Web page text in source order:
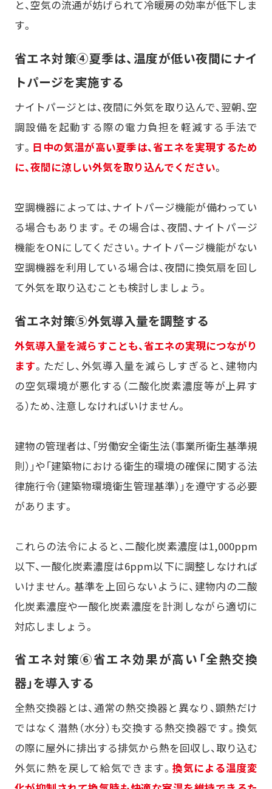
と、空気の流通が妨げられて冷暖房の効率が低下しま
す。
省エネ対策④夏季は、温度が低い夜間にナイ
トパージを実施する
ナイトパージとは、夜間に外気を取り込んで、翌朝、空
調設備を起動する際の電力負担を軽減する手法で
す。 日中の気温が高い夏季は、省エネを実現するため
に、夜間に涼しい外気を取り込んでください。
空調機器によっては、ナイトパージ機能が備わってい
る場合もあります。その場合は、夜間、ナイトパージ
機能をONにしてください。ナイトパージ機能がない
空調機器を利用している場合は、夜間に換気扇を回し
て外気を取り込むことも検討しましょう。
省エネ対策⑤外気導入量を調整する
外気導入量を減らすことも、省エネの実現につながり
ます。ただし、外気導入量を減らしすぎると、建物内
の空気環境が悪化する（二酸化炭素濃度等が上昇す
る）ため、注意しなければいけません。
建物の管理者は、「労働安全衛生法（事業所衛生基準規
則）」や「建築物における衛生的環境の確保に関する法
律施行令（建築物環境衛生管理基準）」を遵守する必要
があります。
これらの法令によると、二酸化炭素濃度は1,000ppm
以下、一酸化炭素濃度は6ppm以下に調整しなければ
いけません。基準を上回らないように、建物内の二酸
化炭素濃度や一酸化炭素濃度を計測しながら適切に
対応しましょう。
省エネ対策⑥省エネ効果が高い「全熱交換
器」を導入する
全熱交換器とは、通常の熱交換器と異なり、顕熱だけ
ではなく潜熱（水分）も交換する熱交換器です。換気
の際に屋外に排出する排気から熱を回収し、取り込む
外気に熱を戻して給気できます。 換気による温度変